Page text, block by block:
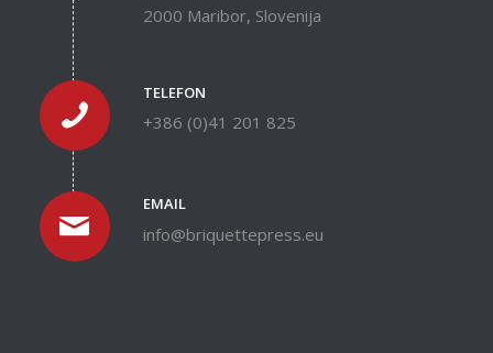
2000 Maribor, Slovenija
TELEFON
+386 (0)41 201 825
EMAIL
info@briquettepress.eu